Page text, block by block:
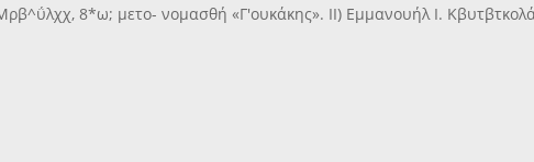
8*ω; μετο- νομασθή «Γ'ουκάκης». II) Εμμανουήλ Ι.